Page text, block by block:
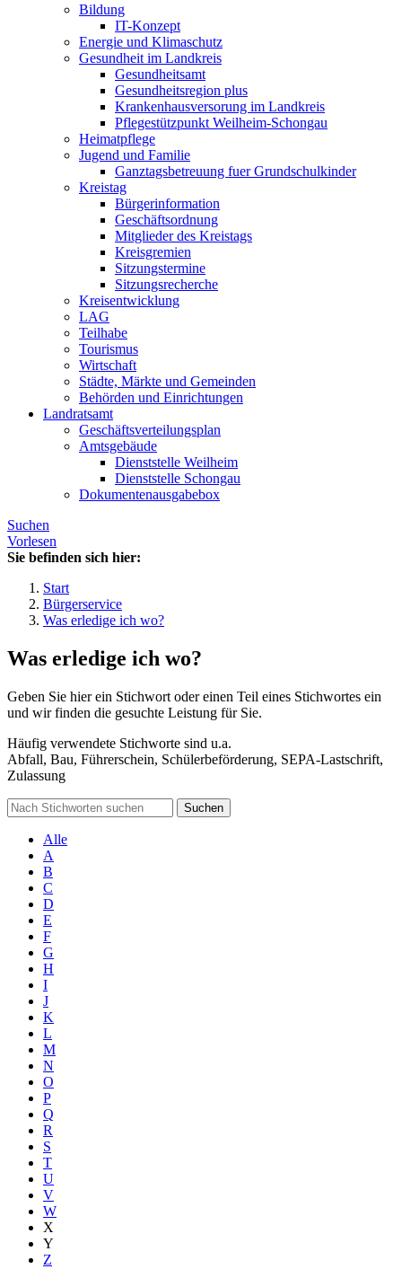
Bildung
IT-Konzept
Energie und Klimaschutz
Gesundheit im Landkreis
Gesundheitsamt
Gesundheitsregion plus
Krankenhausversorung im Landkreis
Pflegestützpunkt Weilheim-Schongau
Heimatpflege
Jugend und Familie
Ganztagsbetreuung fuer Grundschulkinder
Kreistag
Bürgerinformation
Geschäftsordnung
Mitglieder des Kreistags
Kreisgremien
Sitzungstermine
Sitzungsrecherche
Kreisentwicklung
LAG
Teilhabe
Tourismus
Wirtschaft
Städte, Märkte und Gemeinden
Behörden und Einrichtungen
Landratsamt
Geschäftsverteilungsplan
Amtsgebäude
Dienststelle Weilheim
Dienststelle Schongau
Dokumentenausgabebox
Suchen
Vorlesen
Sie befinden sich hier:
Start
Bürgerservice
Was erledige ich wo?
Was erledige ich wo?
Geben Sie hier ein Stichwort oder einen Teil eines Stichwortes ein
und wir finden die gesuchte Leistung für Sie.
Häufig verwendete Stichworte sind u.a.
Abfall, Bau, Führerschein, Schülerbeförderung, SEPA-Lastschrift,
Zulassung
Suchen
Alle
A
B
C
D
E
F
G
H
I
J
K
L
M
N
O
P
Q
R
S
T
U
V
W
X
Y
Z